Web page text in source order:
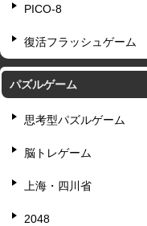
PICO-8
復活フラッシュゲーム
パズルゲーム
思考型パズルゲーム
脳トレゲーム
上海・四川省
2048